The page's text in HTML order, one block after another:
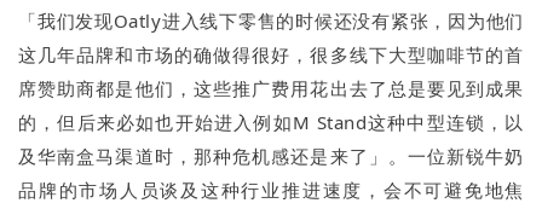
「我们发现Oatly进入线下零售的时候还没有紧张，因为他们
这几年品牌和市场的确做得很好，很多线下大型咖啡节的首
席赞助商都是他们，这些推广费用花出去了总是要见到成果
的，但后来必如也开始进入例如M Stand这种中型连锁，以
及华南盒马渠道时，那种危机感还是来了」。一位新锐牛奶
品牌的市场人员谈及这种行业推进速度，会不可避免地焦